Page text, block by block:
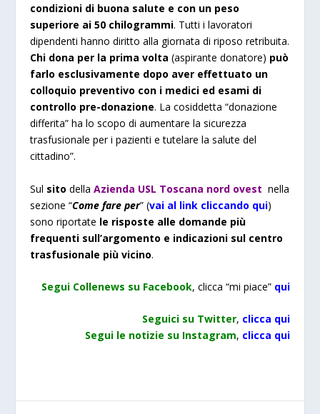
condizioni di buona salute e con un peso
superiore ai 50 chilogrammi. Tutti i lavoratori
dipendenti hanno diritto alla giornata di riposo retribuita.
Chi dona per la prima volta (aspirante donatore) può
farlo esclusivamente dopo aver effettuato un
colloquio preventivo con i medici ed esami di
controllo pre-donazione. La cosiddetta “donazione
differita” ha lo scopo di aumentare la sicurezza
trasfusionale per i pazienti e tutelare la salute del
cittadino”.
Sul sito dellaAzienda USL Toscana nord ovest nella
sezione “Come fare per” (vai al link cliccando qui)
sono riportate le risposte alle domande più
frequenti sull’argomento e indicazioni sul centro
trasfusionale più vicino.
Segui Collenews su Facebook, clicca “mi piace” qui
Seguici su Twitter, clicca qui
Segui le notizie su Instagram, clicca qui